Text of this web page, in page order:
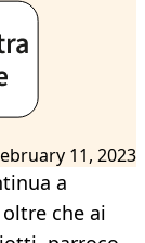
11, 2023
a
che ai